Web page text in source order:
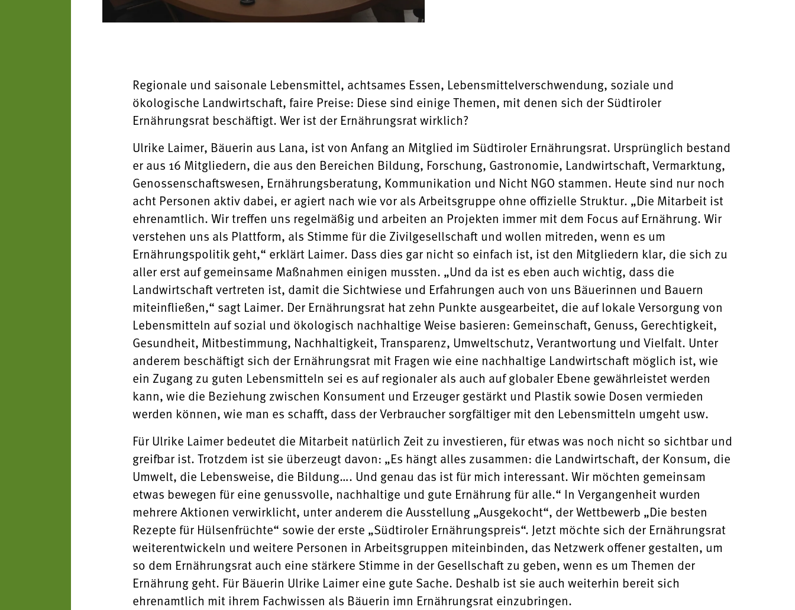
Regionale und saisonale Lebensmittel, achtsames Essen, Lebensmittelverschwendung, soziale und
ökologische Landwirtschaft, faire Preise: Diese sind einige Themen, mit denen sich der Südtiroler
Ernährungsrat beschäftigt. Wer ist der Ernährungsrat wirklich?
Ulrike Laimer, Bäuerin aus Lana, ist von Anfang an Mitglied im Südtiroler Ernährungsrat. Ursprünglich bestand
er aus 16 Mitgliedern, die aus den Bereichen Bildung, Forschung, Gastronomie, Landwirtschaft, Vermarktung,
Genossenschaftswesen, Ernährungsberatung, Kommunikation und Nicht NGO stammen. Heute sind nur noch
acht Personen aktiv dabei, er agiert nach wie vor als Arbeitsgruppe ohne offizielle Struktur. „Die Mitarbeit ist
ehrenamtlich. Wir treffen uns regelmäßig und arbeiten an Projekten immer mit dem Focus auf Ernährung. Wir
verstehen uns als Plattform, als Stimme für die Zivilgesellschaft und wollen mitreden, wenn es um
Ernährungspolitik geht,“ erklärt Laimer. Dass dies gar nicht so einfach ist, ist den Mitgliedern klar, die sich zu
aller erst auf gemeinsame Maßnahmen einigen mussten. „Und da ist es eben auch wichtig, dass die
Landwirtschaft vertreten ist, damit die Sichtwiese und Erfahrungen auch von uns Bäuerinnen und Bauern
miteinfließen,“ sagt Laimer. Der Ernährungsrat hat zehn Punkte ausgearbeitet, die auf lokale Versorgung von
Lebensmitteln auf sozial und ökologisch nachhaltige Weise basieren: Gemeinschaft, Genuss, Gerechtigkeit,
Gesundheit, Mitbestimmung, Nachhaltigkeit, Transparenz, Umweltschutz, Verantwortung und Vielfalt. Unter
anderem beschäftigt sich der Ernährungsrat mit Fragen wie eine nachhaltige Landwirtschaft möglich ist, wie
ein Zugang zu guten Lebensmitteln sei es auf regionaler als auch auf globaler Ebene gewährleistet werden
kann, wie die Beziehung zwischen Konsument und Erzeuger gestärkt und Plastik sowie Dosen vermieden
werden können, wie man es schafft, dass der Verbraucher sorgfältiger mit den Lebensmitteln umgeht usw.
Für Ulrike Laimer bedeutet die Mitarbeit natürlich Zeit zu investieren, für etwas was noch nicht so sichtbar und
greifbar ist. Trotzdem ist sie überzeugt davon: „Es hängt alles zusammen: die Landwirtschaft, der Konsum, die
Umwelt, die Lebensweise, die Bildung…. Und genau das ist für mich interessant. Wir möchten gemeinsam
etwas bewegen für eine genussvolle, nachhaltige und gute Ernährung für alle.“ In Vergangenheit wurden
mehrere Aktionen verwirklicht, unter anderem die Ausstellung „Ausgekocht“, der Wettbewerb „Die besten
Rezepte für Hülsenfrüchte“ sowie der erste „Südtiroler Ernährungspreis“. Jetzt möchte sich der Ernährungsrat
weiterentwickeln und weitere Personen in Arbeitsgruppen miteinbinden, das Netzwerk offener gestalten, um
so dem Ernährungsrat auch eine stärkere Stimme in der Gesellschaft zu geben, wenn es um Themen der
Ernährung geht. Für Bäuerin Ulrike Laimer eine gute Sache. Deshalb ist sie auch weiterhin bereit sich
ehrenamtlich mit ihrem Fachwissen als Bäuerin imn Ernährungsrat einzubringen.